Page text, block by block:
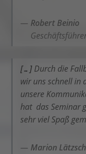
Robert Beinio
[…] Durch die
wir uns schnell in
unsere
hat das Seminar
sehr viel Spaß
Marion Lätzsch